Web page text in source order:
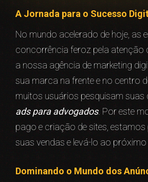
A Jornada para o Sucesso
No mundo acelerado de hoje, as
concorrência feroz pela atenção
a nossa agência de marketing
sua marca na frente e no centro
muitos usuários pesquisam suas
ads para advogados. Por este
pago e criação de sites,
suas vendas e levá-lo ao próximo
Dominando o Mundo dos